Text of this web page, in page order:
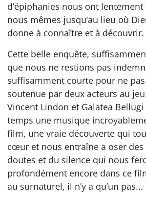
d’épiphanies nous ont
nous mêmes jusqu’au lieu où
donne à connaître et à découvrir.
Cette belle enquête,
que nous ne restions pas
suffisamment courte pour ne
soutenue par deux acteurs au
Vincent Lindon et Galatea
temps une musique
film, une vraie découverte qui
cœur et nous entraîne a oser
doutes et du silence qui nous
profondément encore dans ce
au surnaturel, il n’y a qu’un